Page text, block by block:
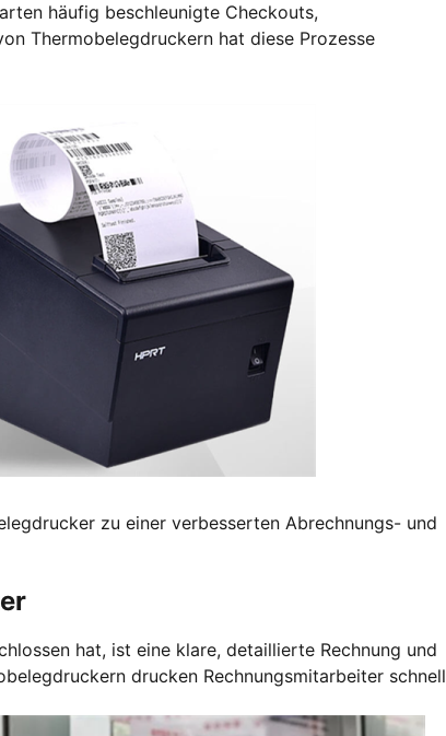
häufig beschleunigte Checkouts,
Thermobelegdruckern hat diese Prozesse
zu einer verbesserten Abrechnungs- und
hat, ist eine klare, detaillierte Rechnung und
drucken Rechnungsmitarbeiter schnell